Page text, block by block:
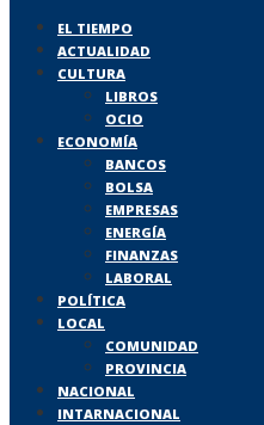
EL TIEMPO
ACTUALIDAD
CULTURA
LIBROS
OCIO
ECONOMÍA
BANCOS
BOLSA
EMPRESAS
ENERGÍA
FINANZAS
LABORAL
POLÍTICA
LOCAL
COMUNIDAD
PROVINCIA
NACIONAL
INTARNACIONAL